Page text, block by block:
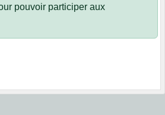
pouvoir participer aux